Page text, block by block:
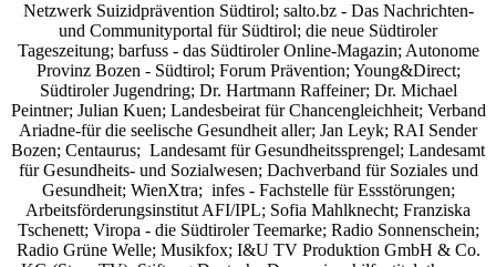
Netzwerk Suizidprävention Südtirol; salto.bz - Das Nachrichten-
und Communityportal für Südtirol; die neue Südtiroler
Tageszeitung; barfuss - das Südtiroler Online-Magazin; Autonome
Provinz Bozen - Südtirol; Forum Prävention; Young&Direct;
Südtiroler Jugendring; Dr. Hartmann Raffeiner; Dr. Michael
Peintner; Julian Kuen; Landesbeirat für Chancengleichheit; Verband
Ariadne-für die seelische Gesundheit aller; Jan Leyk; RAI Sender
Bozen; Centaurus; Landesamt für Gesundheitssprengel; Landesamt
für Gesundheits- und Sozialwesen; Dachverband für Soziales und
Gesundheit; WienXtra; infes - Fachstelle für Essstörungen;
Arbeitsförderungsinstitut AFI/IPL; Sofia Mahlknecht; Franziska
Tschenett; Viropa - die Südtiroler Teemarke; Radio Sonnenschein;
Radio Grüne Welle; Musikfox; I&U TV Produktion GmbH & Co.